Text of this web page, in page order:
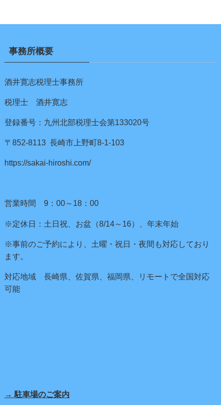
事務所概要
酒井寛志税理士事務所
税理士 酒井寛志
登録番号：九州北部税理士会第133020号
〒852-8113 長崎市上野町8-1-103
https://sakai-hiroshi.com/
営業時間 9：00～18：00
※定休日：土日祝、お盆（8/14～16）、年末年始
※事前のご予約により、土曜・祝日・夜間も対応しており
ます。
対応地域 長崎県、佐賀県、福岡県、リモートで全国対応
可能
→ 駐車場のご案内